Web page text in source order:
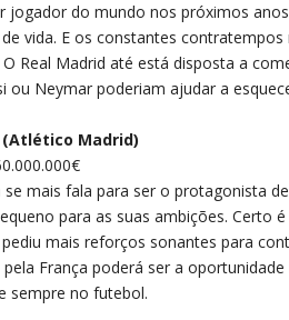
jogador do mundo nos próximos
vida. E os constantes
Real Madrid até está disposta a
ou Neymar poderiam ajudar a
Madrid)
se mais fala para ser o protagonista
para as suas ambições. Certo
mais reforços sonantes para
França poderá ser a
sempre no futebol.